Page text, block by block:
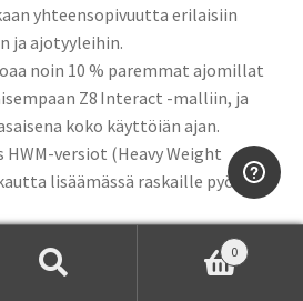
yhteensopivuutta erilaisiin
ja ajotyyleihin.
noin 10 % paremmat ajomillat
Z8 Interact -malliin, ja
koko käyttöiän ajan.
HWM-versiot (Heavy Weight
lisäämässä raskaille pyörille.
sport touring -pyörille, jotka
olosuhteissa. Se soveltuu
0